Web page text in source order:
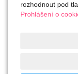
rozhodnout pod
Prohlášení o